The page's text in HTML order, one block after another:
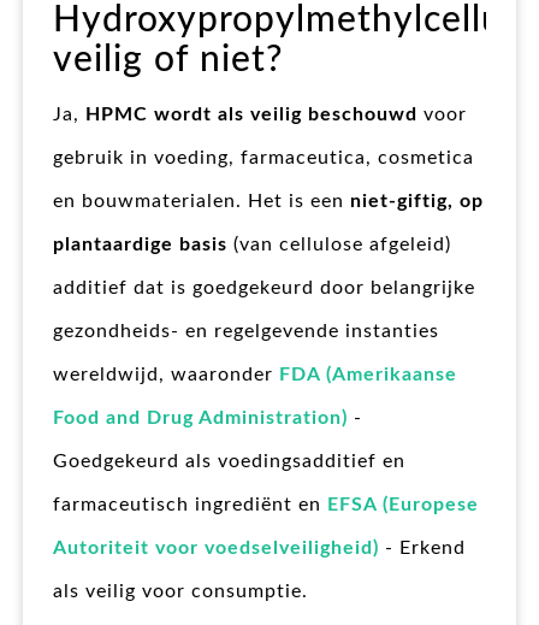
veilig of niet?
Ja, HPMC wordt als veilig beschouwd voor
gebruik in voeding, farmaceutica, cosmetica
en bouwmaterialen. Het is een niet-giftig, op
plantaardige basis (van cellulose afgeleid)
additief dat is goedgekeurd door belangrijke
gezondheids- en regelgevende instanties
wereldwijd, waaronder FDA (Amerikaanse
Food and Drug Administration) -
Goedgekeurd als voedingsadditief en
farmaceutisch ingrediënt en EFSA (Europese
Autoriteit voor voedselveiligheid) - Erkend
als veilig voor consumptie.